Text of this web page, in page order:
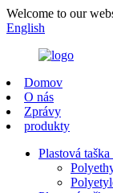
Welcome to our
English
Domov
O nás
Zprávy
produkty
Plastová